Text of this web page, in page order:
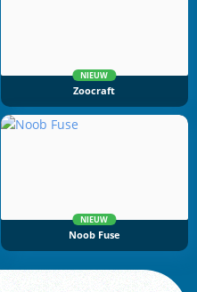
NIEUW
Zoocraft
NIEUW
Noob Fuse